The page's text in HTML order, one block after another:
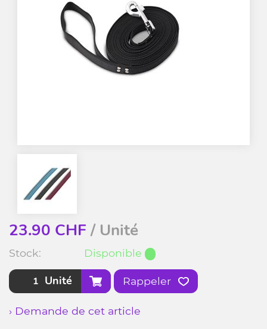
23.90 CHF/ Unité
Stock: Disponible
Unité Rappeler
› Demande de cet article